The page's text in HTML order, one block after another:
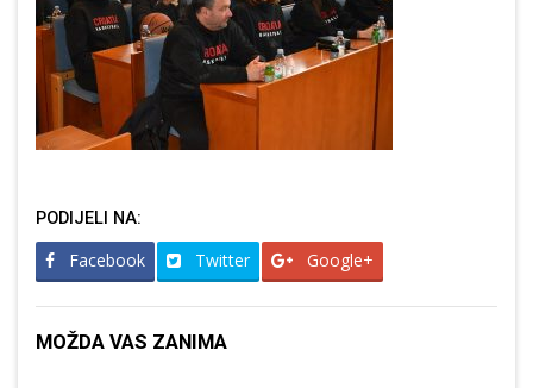
PODIJELI NA:
Facebook Twitter Google+
MOŽDA VAS ZANIMA